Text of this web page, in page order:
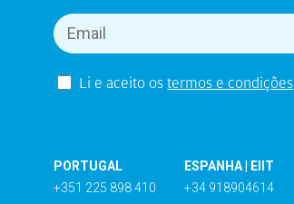
Li e aceito ostermos e condições
PORTUGAL
+351 225 898 410
ESPANHA | EIIT
+34 918904614